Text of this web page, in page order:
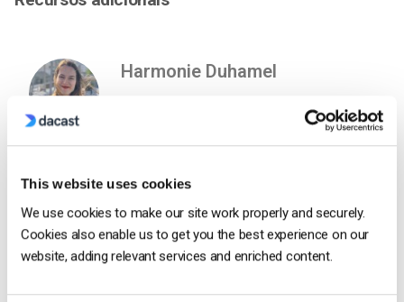
This website uses cookies
We use cookies to make our site work properly and securely.
Cookies also enable us to get you the best experience on our
website, adding relevant services and enriched content.
Harmonie Duhamel
Harmonie is a Senior digital marketer with
over 6 years in the Tech Industry. She has
a strong marketing and sales background
environments.